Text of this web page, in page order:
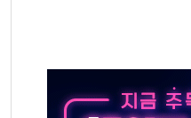
주↑ VS 트레이드데스크·웬디스↓
겠다"